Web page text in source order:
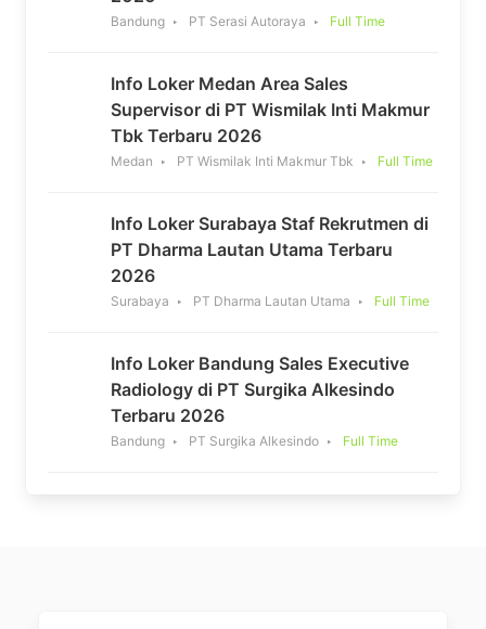
Bandung PT Serasi Autoraya Full Time
Info Loker Medan Area Sales
Supervisor di PT Wismilak Inti Makmur
Tbk Terbaru 2026
Medan PT Wismilak Inti Makmur Tbk Full Time
Info Loker Surabaya Staf Rekrutmen di
PT Dharma Lautan Utama Terbaru
2026
Surabaya PT Dharma Lautan Utama Full Time
Info Loker Bandung Sales Executive
Radiology di PT Surgika Alkesindo
Terbaru 2026
Bandung PT Surgika Alkesindo Full Time